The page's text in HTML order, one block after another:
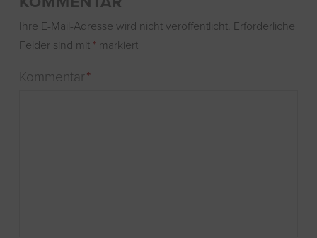
Ihre E-Mail-Adresse wird nicht veröffentlicht. Erforderliche
Felder sind mit *markiert
Kommentar*